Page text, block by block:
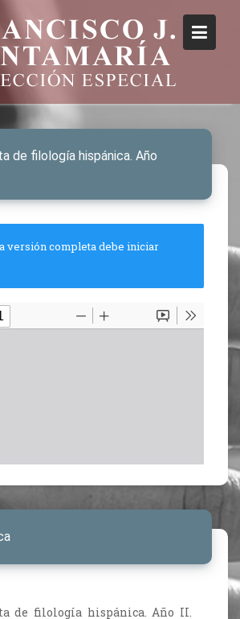
de filología hispánica. Año
versión completa debe iniciar
de filología hispánica. Año II.